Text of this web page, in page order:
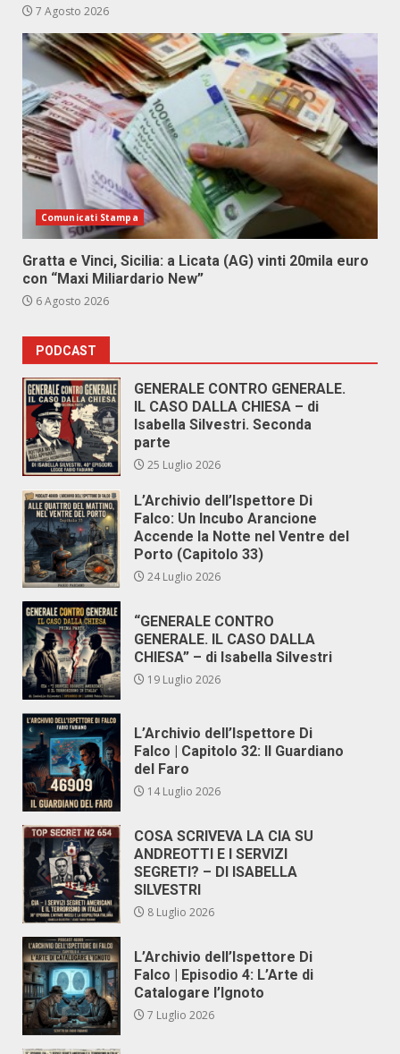
7 Agosto 2026
Comunicati Stampa
Gratta e Vinci, Sicilia: a Licata (AG) vinti 20mila euro
con “Maxi Miliardario New”
6 Agosto 2026
PODCAST
GENERALE CONTRO GENERALE.
IL CASO DALLA CHIESA – di
Isabella Silvestri. Seconda
parte
25 Luglio 2026
L’Archivio dell’Ispettore Di
Falco: Un Incubo Arancione
Accende la Notte nel Ventre del
Porto (Capitolo 33)
24 Luglio 2026
“GENERALE CONTRO
GENERALE. IL CASO DALLA
CHIESA” – di Isabella Silvestri
19 Luglio 2026
L’Archivio dell’Ispettore Di
Falco | Capitolo 32: Il Guardiano
del Faro
14 Luglio 2026
COSA SCRIVEVA LA CIA SU
ANDREOTTI E I SERVIZI
SEGRETI? – DI ISABELLA
SILVESTRI
8 Luglio 2026
L’Archivio dell’Ispettore Di
Falco | Episodio 4: L’Arte di
Catalogare l’Ignoto
7 Luglio 2026